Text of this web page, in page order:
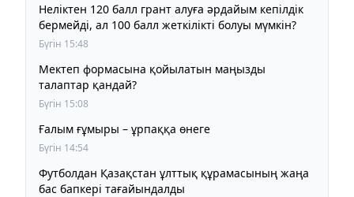
Неліктен 120 балл грант алуға әрдайым кепілдік
бермейді, ал 100 балл жеткілікті болуы мүмкін?
Бүгін 15:48
Мектеп формасына қойылатын маңызды
талаптар қандай?
Бүгін 15:08
Ғалым ғұмыры – ұрпаққа өнеге
Бүгін 14:54
Футболдан Қазақстан ұлттық құрамасының жаңа
бас бапкері тағайындалды